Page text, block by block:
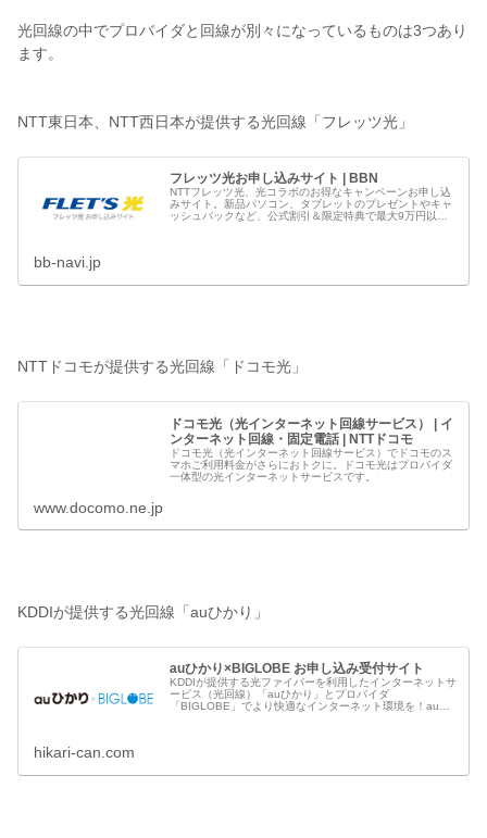
光回線の中でプロバイダと回線が別々になっているものは3つあり
ます。
NTT東日本、NTT西日本が提供する光回線「フレッツ光」
フレッツ光お申し込みサイト | BBN
NTTフレッツ光、光コラボのお得なキャンペーンお申し込
みサイト。新品パソコン、タブレットのプレゼントやキャ
ッシュバックなど、公式割引＆限定特典で最大9万円以上
bb-navi.jp
NTTドコモが提供する光回線「ドコモ光」
ドコモ光（光インターネット回線サービス） | イ
ンターネット回線・固定電話 | NTTドコモ
ドコモ光（光インターネット回線サービス）でドコモのス
マホご利用料金がさらにおトクに。ドコモ光はプロバイダ
一体型の光インターネットサービスです。
www.docomo.ne.jp
KDDIが提供する光回線「auひかり」
auひかり×BIGLOBE お申し込み受付サイト
KDDIが提供する光ファイバーを利用したインターネットサ
ービス（光回線）「auひかり」とプロバイダ
「BIGLOBE」でより快適なインターネット環境を！auス
hikari-can.com